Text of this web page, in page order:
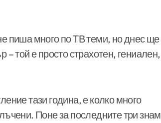
пиша много по ТВ теми, но днес ще
той е просто страхотен, гениален,
тази година, е колко много
Поне за последните три знам